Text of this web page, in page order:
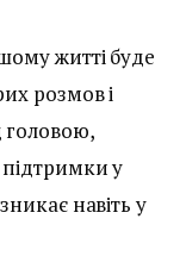
житті буде
розмов і
головою,
підтримки у
навіть у